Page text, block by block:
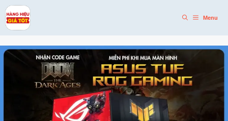
Skip
to
content
Menu